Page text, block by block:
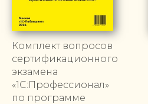
Комплект вопросов
сертификационного
экзамена
«1С:Профессионал»
по программе